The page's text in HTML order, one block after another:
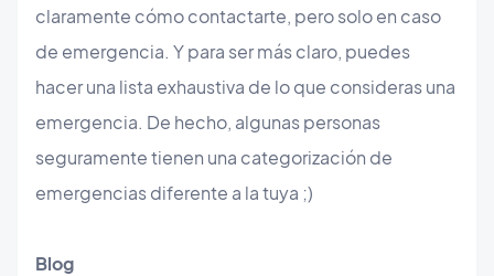
claramente cómo contactarte, pero solo en caso
de emergencia. Y para ser más claro, puedes
hacer una lista exhaustiva de lo que consideras una
emergencia. De hecho, algunas personas
seguramente tienen una categorización de
emergencias diferente a la tuya ;)
Blog